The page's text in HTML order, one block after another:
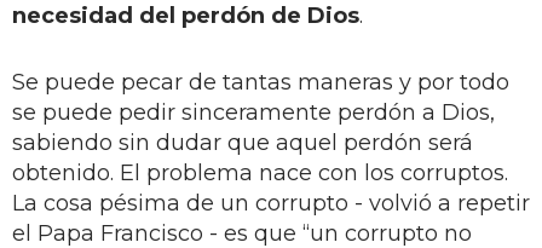
necesidad del perdón de Dios.
Se puede pecar de tantas maneras y por todo
se puede pedir sinceramente perdón a Dios,
sabiendo sin dudar que aquel perdón será
obtenido. El problema nace con los corruptos.
La cosa pésima de un corrupto - volvió a repetir
el Papa Francisco - es que “un corrupto no